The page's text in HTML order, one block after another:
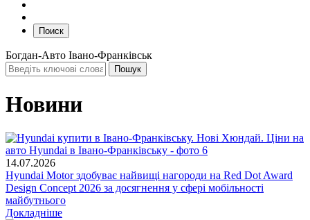
Поиск
Богдан-Авто Івано-Франківськ
Новини
14.07.2026
Hyundai Motor здобуває найвищі нагороди на Red Dot Award
Design Concept 2026 за досягнення у сфері мобільності
майбутнього
Докладніше